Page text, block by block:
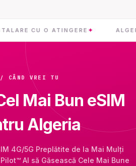
CU O ATINGERE✦ ALGERIA✦
CÂND VREI TU
Mai Bun eSIM
Algeria
4G/5G Preplătite de la Mai Mulți
AI să Găsească Cele Mai Bune